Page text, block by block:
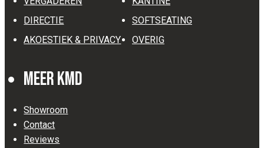
DIRECTIE
SOFTSEATING
AKOESTIEK & PRIVACY
OVERIG
Meer KMD
Showroom
Contact
Reviews